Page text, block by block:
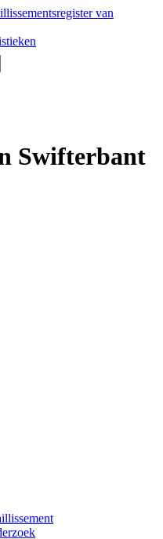
van
Swifterbant